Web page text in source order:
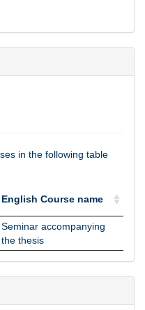
in the following table
English Course name
English Course name
Seminar accompanying
the thesis